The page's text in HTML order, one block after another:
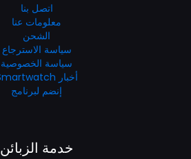
اتصل بنا
معلومات عنا
الشحن
سياسة الاسترجاع
سياسة الخصوصية
أخبار Smartwatch
إنضم لبرنامج
خدمة الزبائن